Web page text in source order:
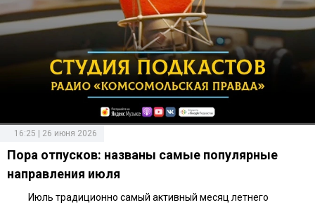
16:25 | 26 июня 2026
Пора отпусков: названы самые популярные
направления июля
Июль традиционно самый активный месяц летнего